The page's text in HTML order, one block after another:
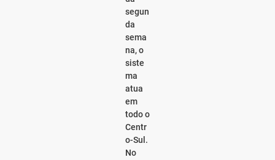
segun
da
sema
na, o
siste
ma
atua
em
todo o
Centr
o-Sul.
No